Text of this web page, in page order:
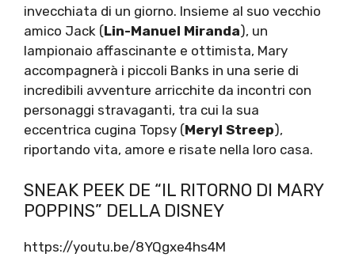
invecchiata di un giorno. Insieme al suo vecchio
amico Jack (Lin-Manuel Miranda), un
lampionaio affascinante e ottimista, Mary
accompagnerà i piccoli Banks in una serie di
incredibili avventure arricchite da incontri con
personaggi stravaganti, tra cui la sua
eccentrica cugina Topsy (Meryl Streep),
riportando vita, amore e risate nella loro casa.
SNEAK PEEK DE “IL RITORNO DI MARY
POPPINS” DELLA DISNEY
https://youtu.be/8YQgxe4hs4M